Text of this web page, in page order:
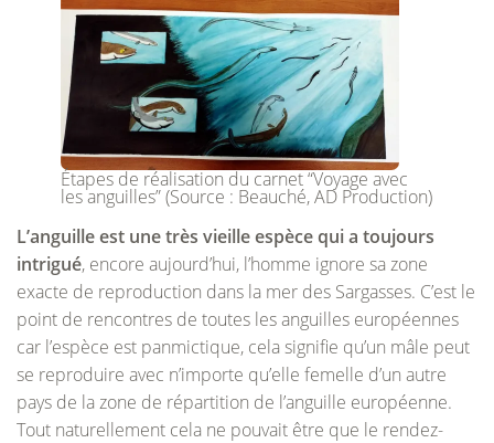
Étapes de réalisation du carnet “Voyage avec
les anguilles” (Source : Beauché, AD Production)
L’anguille est une très vieille espèce qui a toujours
intrigué, encore aujourd’hui, l’homme ignore sa zone
exacte de reproduction dans la mer des Sargasses. C’est le
point de rencontres de toutes les anguilles européennes
car l’espèce est panmictique, cela signifie qu’un mâle peut
se reproduire avec n’importe qu’elle femelle d’un autre
pays de la zone de répartition de l’anguille européenne.
Tout naturellement cela ne pouvait être que le rendez-